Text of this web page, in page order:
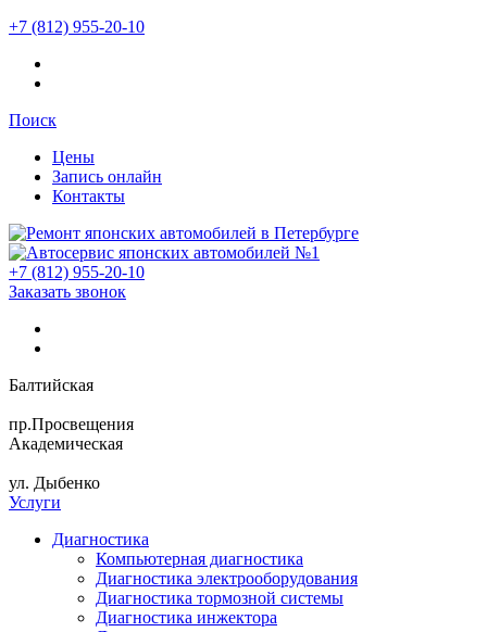
+7 (812) 955-20-10
Поиск
Цены
Запись онлайн
Контакты
+7 (812) 955-20-10
Заказать звонок
Балтийская
пр.Просвещения
Академическая
ул. Дыбенко
Услуги
Диагностика
Компьютерная диагностика
Диагностика электрооборудования
Диагностика тормозной системы
Диагностика инжектора